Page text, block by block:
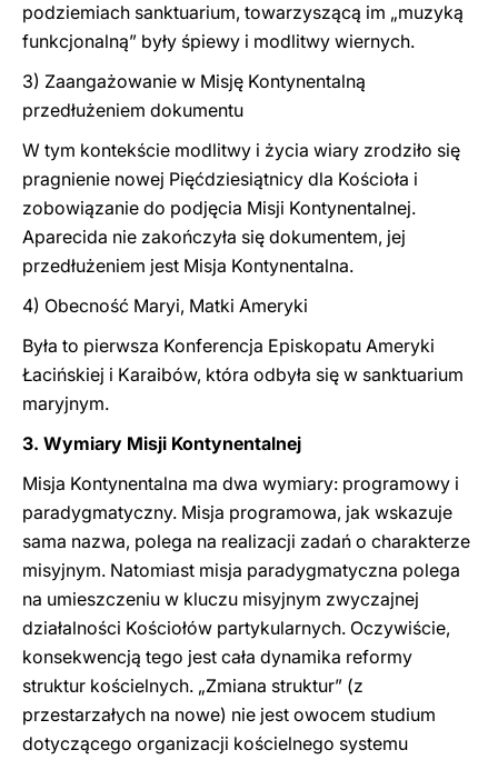
podziemiach sanktuarium, towarzyszącą im „muzyką
funkcjonalną” były śpiewy i modlitwy wiernych.
3) Zaangażowanie w Misję Kontynentalną
przedłużeniem dokumentu
W tym kontekście modlitwy i życia wiary zrodziło się
pragnienie nowej Pięćdziesiątnicy dla Kościoła i
zobowiązanie do podjęcia Misji Kontynentalnej.
Aparecida nie zakończyła się dokumentem, jej
przedłużeniem jest Misja Kontynentalna.
4) Obecność Maryi, Matki Ameryki
Była to pierwsza Konferencja Episkopatu Ameryki
Łacińskiej i Karaibów, która odbyła się w sanktuarium
maryjnym.
3. Wymiary Misji Kontynentalnej
Misja Kontynentalna ma dwa wymiary: programowy i
paradygmatyczny. Misja programowa, jak wskazuje
sama nazwa, polega na realizacji zadań o charakterze
misyjnym. Natomiast misja paradygmatyczna polega
na umieszczeniu w kluczu misyjnym zwyczajnej
działalności Kościołów partykularnych. Oczywiście,
konsekwencją tego jest cała dynamika reformy
struktur kościelnych. „Zmiana struktur” (z
przestarzałych na nowe) nie jest owocem studium
dotyczącego organizacji kościelnego systemu